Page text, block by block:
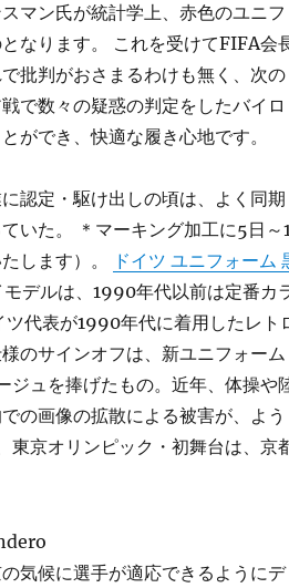
マン氏が統計学上、赤色のユニフ
なります。 これを受けてFIFA会
批判がおさまるわけも無く、次の
で数々の疑惑の判定をしたバイロ
ができ、快適な履き心地です。
認定・駆け出しの頃は、よく同期
いた。 ＊マーキング加工に5日～
します）。
ドイツ ユニフォーム
デルは、1990年代以前は定番カ
代表が1990年代に着用したレト
のサインオフは、新ユニフォーム
ジュを捧げたもの。近年、体操や
の画像の拡散による被害が、よう
東京オリンピック・初舞台は、京
気候に選手が適応できるようにデ